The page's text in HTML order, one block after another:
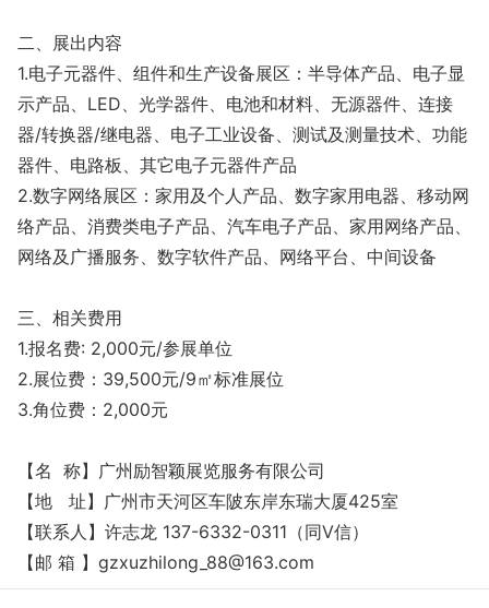
二、展出内容
1.电子元器件、组件和生产设备展区：半导体产品、电子显
示产品、LED、光学器件、电池和材料、无源器件、连接
器/转换器/继电器、电子工业设备、测试及测量技术、功能
器件、电路板、其它电子元器件产品
2.数字网络展区：家用及个人产品、数字家用电器、移动网
络产品、消费类电子产品、汽车电子产品、家用网络产品、
网络及广播服务、数字软件产品、网络平台、中间设备
三、相关费用
1.报名费: 2,000元/参展单位
2.展位费：39,500元/9㎡标准展位
3.角位费：2,000元
【名 称】广州励智颖展览服务有限公司
【地 址】广州市天河区车陂东岸东瑞大厦425室
【联系人】许志龙 137-6332-0311（同V信）
【邮 箱 】gzxuzhilong_88@163.com